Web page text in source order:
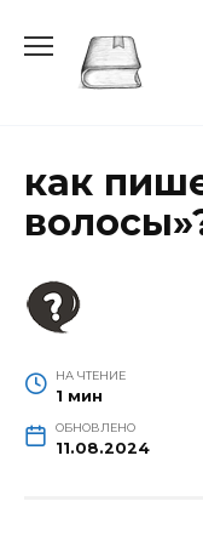
содержанию
как
НА ЧТЕНИЕ
1 мин
ОБНОВЛЕНО
11.08.2024